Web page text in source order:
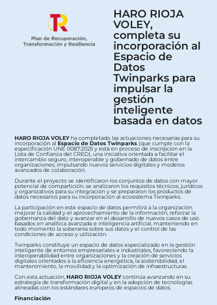
HARO RIOJA
VOLEY,
completa su
incorporación al
Espacio de
Datos
Twinparks para
impulsar la
gestión
inteligente
basada en datos
HARO RIOJA VOLEYha completado las actuaciones necesarias para su
incorporación al Espacio de Datos Twinparks (que cumple con la
especificación UNE 0087:2025 y está en proceso de inscripción en la
Lista de Confianza del CRED), una iniciativa orientada a facilitar el
intercambio seguro, interoperable y gobernado de datos entre
organizaciones, impulsando nuevos servicios digitales y modelos
avanzados de colaboración.
Durante el proyecto se identificaron los conjuntos de datos con mayor
potencial de compartición, se analizaron los requisitos técnicos, jurídicos
y organizativos para su integración y se prepararon los productos de
datos necesarios para su incorporación al ecosistema Twinparks.
La participación en este espacio de datos permitirá a la organización
mejorar la calidad y el aprovechamiento de la información, reforzar la
gobernanza del dato y avanzar en el desarrollo de nuevos casos de uso
basados en analítica avanzada e inteligencia artificial, manteniendo en
todo momento la soberanía sobre sus datos y el control de las
condiciones de acceso y utilización.
Twinparks constituye un espacio de datos especializado en la gestión
inteligente de entornos empresariales e industriales, favoreciendo la
interoperabilidad entre organizaciones y la creación de servicios
digitales orientados a la eficiencia energética, la sostenibilidad, el
mantenimiento, la movilidad y la optimización de infraestructuras.
Con esta actuación, HARO RIOJA VOLEYcontinúa avanzando en su
estrategia de transformación digital y en la adopción de tecnologías
alineadas con los estándares europeos de espacios de datos.
Financiación